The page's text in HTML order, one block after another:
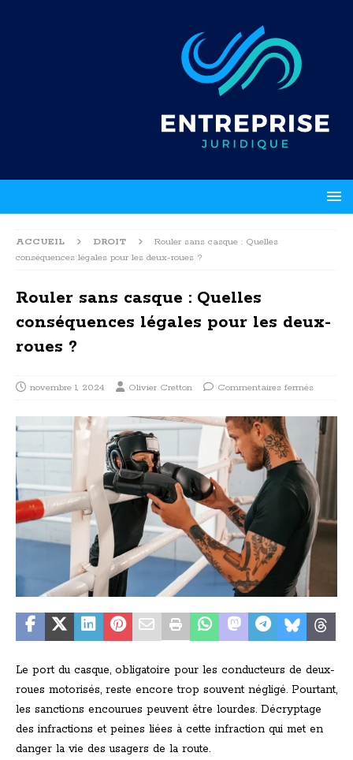
ACCUEIL DROIT
Rouler sans casque : Quelles
conséquences légales pour les deux-roues ?
Rouler sans casque : Quelles
conséquences légales pour les deux-
roues ?
novembre 1, 2024 Olivier Cretton Commentaires fermés
Le port du casque, obligatoire pour les conducteurs de deux-
roues motorisés, reste encore trop souvent négligé. Pourtant,
les sanctions encourues peuvent être lourdes. Décryptage
des infractions et peines liées à cette infraction qui met en
danger la vie des usagers de la route.